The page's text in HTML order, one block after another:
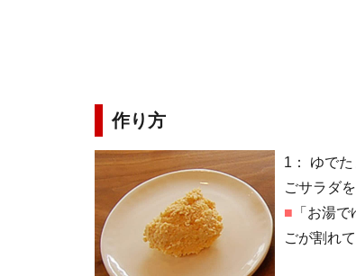
作り方
1：
ゆで
ごサラダを
■ 「お湯
ごが割れ